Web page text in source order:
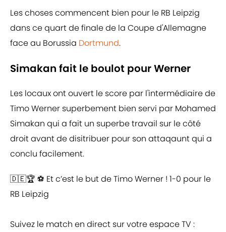
Les choses commencent bien pour le RB Leipzig
dans ce quart de finale de la Coupe d'Allemagne
face au Borussia Dortmund.
Simakan fait le boulot pour Werner
Les locaux ont ouvert le score par l'intermédiaire de
Timo Werner superbement bien servi par Mohamed
Simakan qui a fait un superbe travail sur le côté
droit avant de disitribuer pour son attaqaunt qui a
conclu facilement.
🇩🇪🏆 ⚽️ Et c’est le but de Timo Werner ! 1-0 pour le
RB Leipzig
Suivez le match en direct sur votre espace TV :